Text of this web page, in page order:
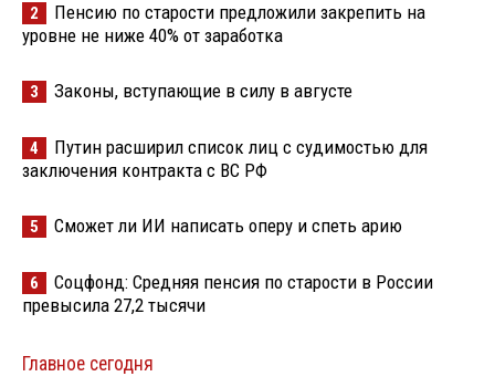
2
Пенсию по старости предложили закрепить на
уровне не ниже 40% от заработка
3 Законы, вступающие в силу в августе
4
Путин расширил список лиц с судимостью для
заключения контракта с ВС РФ
5 Сможет ли ИИ написать оперу и спеть арию
6
Соцфонд: Средняя пенсия по старости в России
превысила 27,2 тысячи
Главное сегодня